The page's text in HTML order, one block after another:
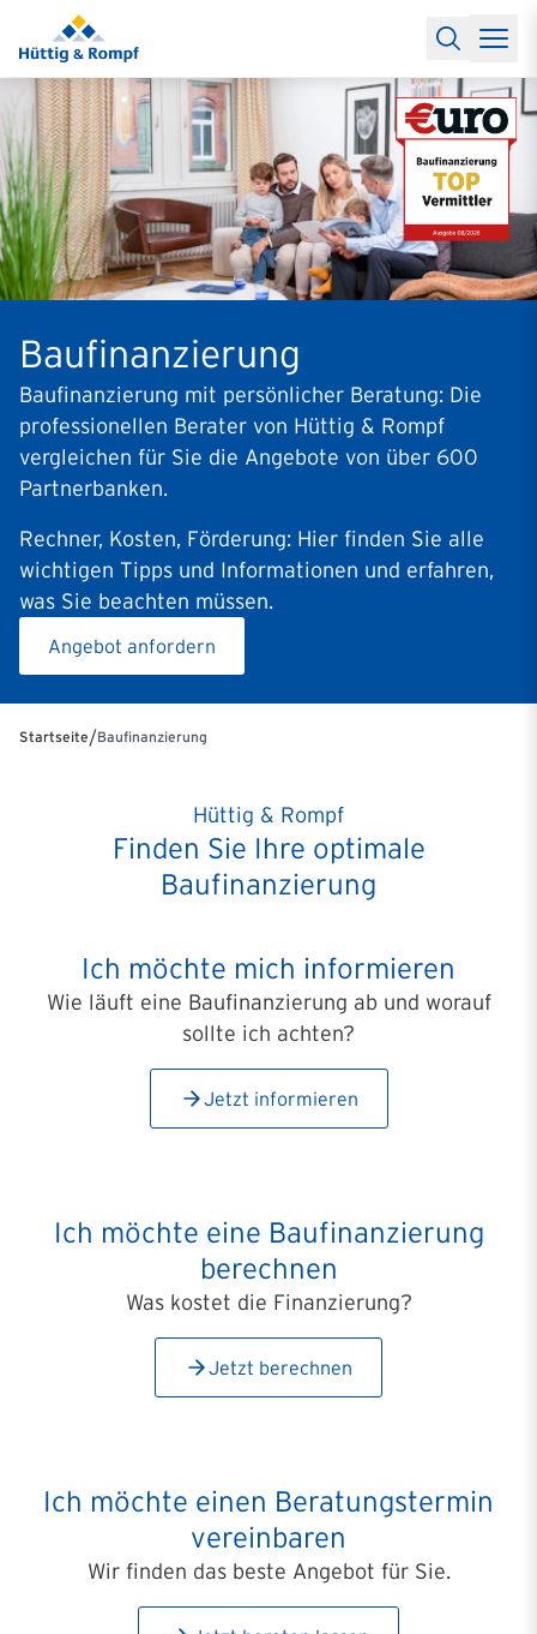
Baufinanzierung
RechnerBaufinanzierungsrechner
Anschlussfinanzierung
Partnerschaft Partner werdenErfolgreiche Partnerschaften
ReportsKäuferprofile 2026 10 Jahre Städtevergleich
Charts & Rechner Aktuelle Bauzinsen
Einbindung
News & EventsUpdates erhaltenAlle Termine
Über unsIhre Ansprechpartner
Baufinanzierung
Baufinanzierung mit persönlicher Beratung: Die
professionellen Berater von Hüttig & Rompf
vergleichen für Sie die Angebote von über 600
Partnerbanken.
Rechner, Kosten, Förderung: Hier finden Sie alle
wichtigen Tipps und Informationen und erfahren,
was Sie beachten müssen.
Angebot anfordern
Startseite/Baufinanzierung
Hüttig & Rompf
Finden Sie Ihre optimale
Baufinanzierung
Ich möchte mich informieren
Wie läuft eine Baufinanzierung ab und worauf
sollte ich achten?
Jetzt informieren
Ich möchte eine Baufinanzierung
berechnen
Was kostet die Finanzierung?
Jetzt berechnen
Ich möchte einen Beratungstermin
vereinbaren
Wir finden das beste Angebot für Sie.